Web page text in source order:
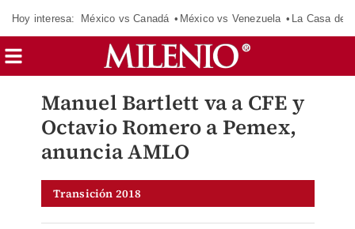
Hoy interesa: México vs Canadá México vs Venezuela La Casa de
Manuel Bartlett va a CFE y
Octavio Romero a Pemex,
anuncia AMLO
Transición 2018